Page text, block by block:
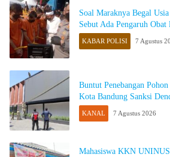
Soal Maraknya Begal
Sebut Ada Pengaruh Obat
KABAR POLISI 7 Agustus
Buntut Penebangan
Kota Bandung Sanksi
KANAL 7 Agustus 2026
Mahasiswa KKN